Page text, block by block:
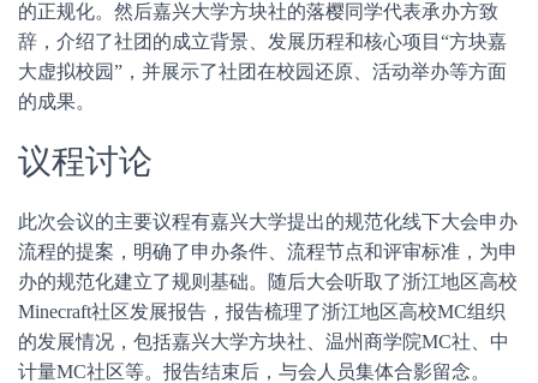
的正规化。然后嘉兴大学方块社的落樱同学代表承办方致
辞，介绍了社团的成立背景、发展历程和核心项目“方块嘉
大虚拟校园”，并展示了社团在校园还原、活动举办等方面
的成果。
议程讨论
此次会议的主要议程有嘉兴大学提出的规范化线下大会申办
流程的提案，明确了申办条件、流程节点和评审标准，为申
办的规范化建立了规则基础。随后大会听取了浙江地区高校
Minecraft社区发展报告，报告梳理了浙江地区高校MC组织
的发展情况，包括嘉兴大学方块社、温州商学院MC社、中
计量MC社区等。报告结束后，与会人员集体合影留念。